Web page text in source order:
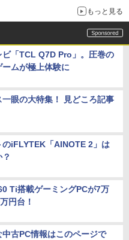
もっと見る
ビ「TCL Q7D Pro」。圧巻の
ムが極上体験に
一眼の大特集！ 見どころ記事
iFLYTEK「AINOTE 2」は
Ti搭載ゲーミングPCが7万
円台！
古PC情報はこのページで